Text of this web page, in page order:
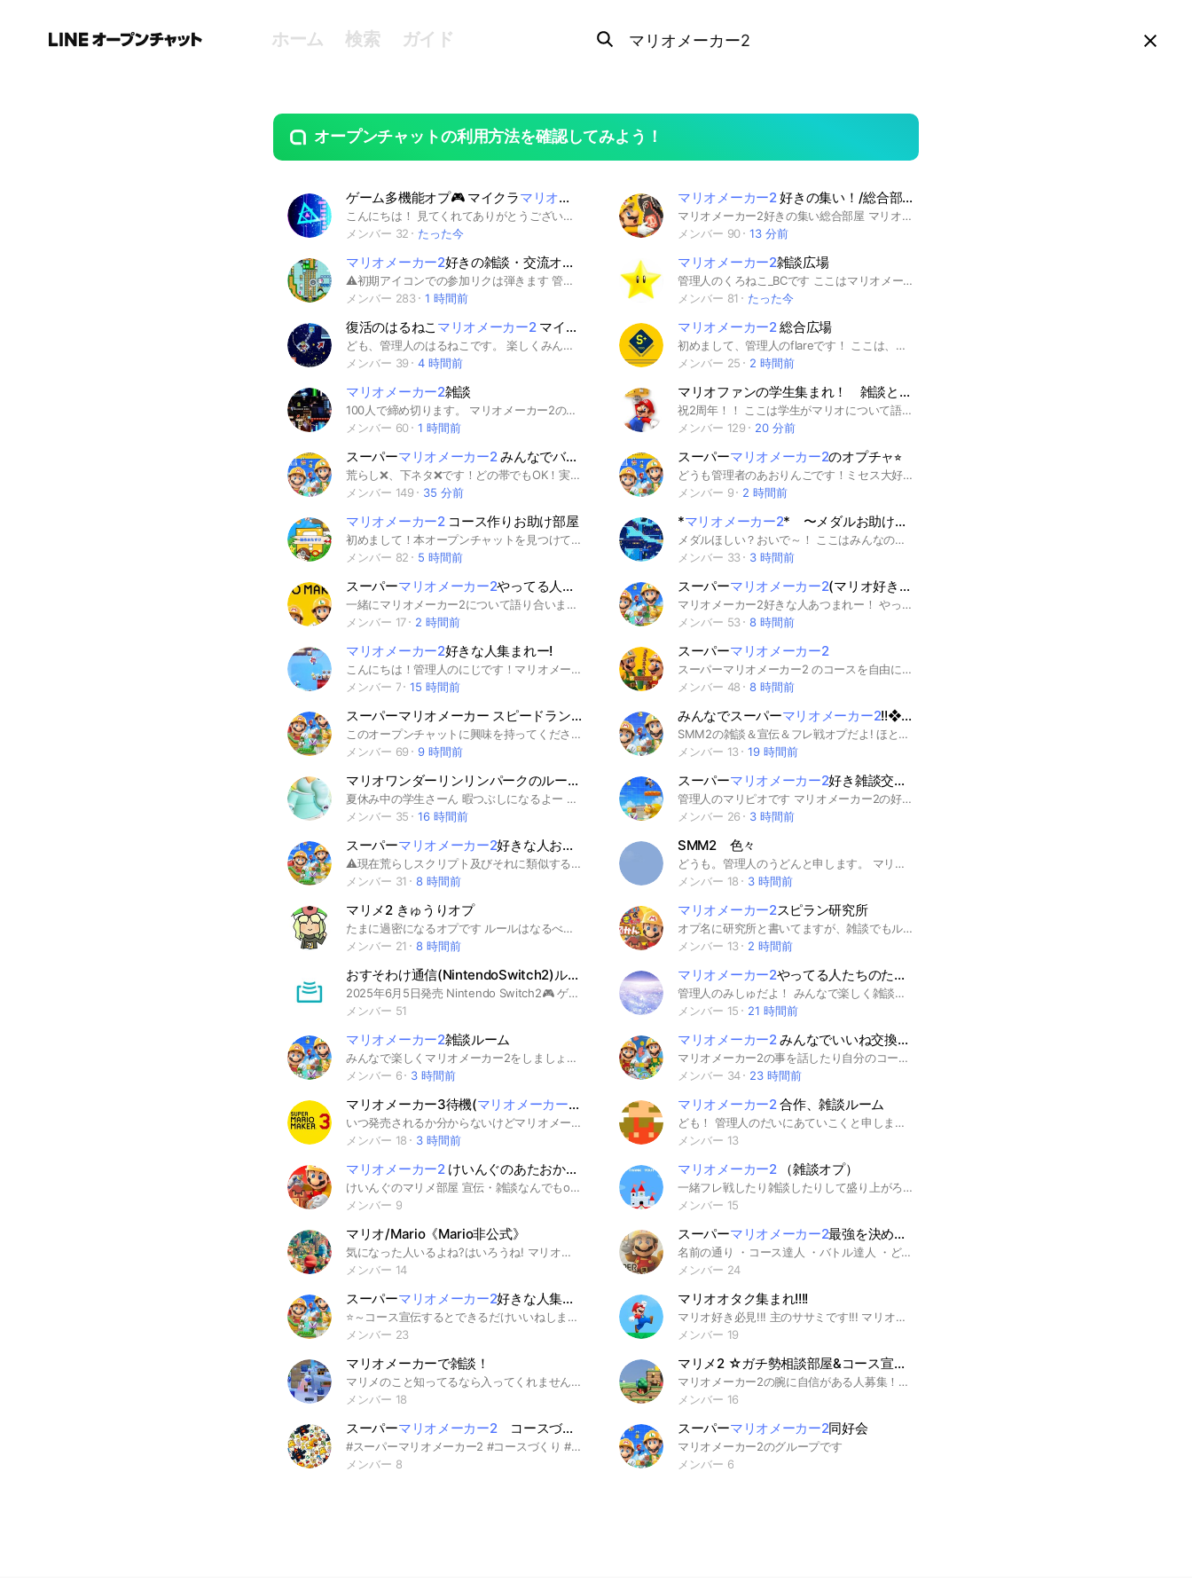
ホーム 検索 ガイド
OpenChats
or
search
area
オープンチャットの利用方法を確認してみよう！
ゲーム多機能オプ🎮 マイクラマリオメーカー2 フォトナスプラ3あつ森マリカ8DXにゃんこ大戦争勉強
こんにちは！ 見てくれてありがとうございます！ このオプではトークごとにジャンルが分かれており、1つのオプで様々な話題をすることができます！ 本オプは雑談のオプになります！ 他にもマイクラやマリオメーカー2、フォートナイト、にゃんこ大戦争、勉強のオプなどもあります！ 是非皆さん沢山お話しましょう！ お待ちしています！ #マリメ #マリオメーカー #マリメ2 #マリオメーカー2 #マイクラ #Minecraft #フォートナイト #Fortnite #あつ森 #スプラトゥーン #スプラ #スプラ3 #マリオカート #マリカ #マリオカート8DX #マリカ8DX #にゃんこ #にゃんこ大戦争 #勉強 #雑談
メンバー 32
たった今
マリオメーカー2好きの集い！/総合部屋
マリオメーカー2好きの集い総合部屋 マリオメーカーが好きな方お待ちしています。みんなでマリオメーカーをプレイしよう！ #マリオメーカー#マリメ 管理人 1代目 М.K 2代目 RaHIROKI 3代目 モヤキノナ 4代目 さわー
メンバー 90
13 分前
マリオメーカー2好きの雑談・交流オープンチャット
⚠️初期アイコンでの参加リクは弾きます 管理人のプリンちゃんです！ ・コースID掲示板でのコース宣伝 ・演奏コースや装飾のアドバイス ・みんバトのコツやフレ戦募集など ・伸びるコースの作り方 など マリメ勢であれば大歓迎です！ また人気ランキング上位勢も多いため 有益なアドバイスもたくさん貰えます！ まずは下の説明文を読んでください！ 🟥このオープンチャットは、マリオメーカー好きが集まる雑談多めなオープンチャットです。 エンジョイ勢ガチ勢問わず、マリメが好きな人なら誰でも参加して欲しいです！ マリメを持っていなくても大丈夫🙆🏻‍♀️ROM専も大丈夫です！ 最初からタメ大歓迎！✨ 💙💛❤このオプの魅力❤💛💙 ・職人ポイント全期間金メダル保持者が6名(世界Top100×4名、世界Top10×2名)在籍していてコースのアドバイスが貰える📖 ・とても賑やかなオプで楽しくトークができる😊 ・高浮上であればすぐにこのオプに馴染めて、みんなと仲良くなれる🤝 ・サブトークルームを活用したコミュニティが豊富✨ 例：自分のコースの魅力を存分にアピールできる「コースID掲示板」など 入ったら、大事なノートの確認お願いしますm(_ _)m ここまで説明文を読んでいただき 誠にありがとうございました✨ 貴方様の入室を心待ちにしております。 マリメ/マリメ2/マリオメーカー/マリオメーカー2/スーパーマリオメーカー/スーパーマリオメーカー2/SSM/SMM2 よつばぎるど/Fate/フェイト/CO-DA/コーダ/ちはや/ちはやYT/CHIHAYA/ちゃあ/chaa's/ヒカキン/HIKAKIN 明日香/明日香ちゃんねる/ぽこにゃん/しゅう/りょうすけ/りょうすけGames/ぴよきんぐ/でいすい/でいすいのゲームちゃんねる/時代が俺に追いついたGames/Dr.shoki/どくしょ/クサヤ人/しゃぷふら/べるりニキ/かわの/ハリティア/とぱんだ/読書/ ゲーム/ゲーム実況/ゲーム実況者/マリメ実況者/任天堂/ニンテンドー/Nintendo/NintendoSwitch 暇/暇人/雑談/誰でも/大歓迎
メンバー 283
1 時間前
マリオメーカー2雑談広場
管理人のくろねこ_BCです ここはマリオメーカー2の雑談広場です 主に ・コースの宣伝 ・コースのアドバイス →特に有名なスピラン勢が多いです そのためスピラン勢は大歓迎です！ また人気ランキング上位勢も多いため 有益なアドバイスは貰えます ・合作の話し合い 等 勿論マリメ以外のお話もOKです！ 下記ルールをお守りください ・参加したら職人IDをノートに書いてください。書かない場合は退会対象です。 ・荒らし行為はNG ・当オプのスクショを別オプに貼る行為は退会対象となります ※一度抜けたら基本再参加禁止です →もしすでに再参加禁止でもう一度参加したい場合は管理人に何らかの方法でメッセージください。人伝いでもOKです よろしくお願いいたします🙇 #マリメ2 #マリオメーカー2 #スーパーマリオメーカー2
メンバー 81
たった今
復活のはるねこ マリオメーカー2マイクラゲームオプ
ども、管理人のはるねこです。 楽しくみんなでゲームして遊びましょう！ 気軽に入ってきてね。 僕はマリオメーカーやマイクラを主にやっております。 一応ポケモンとかもやってるよ。 楽しもうね！ 〜基本的なルール〜 • 下ネタ厳禁（管理人はおけ） • 荒らし禁止 • なりすまし厳禁 • 誹謗中傷禁止 • 個人情報を晒す行為禁止 などです。 その他の基本的なルールはオプの大事なノートに書いてあります。 あまりにもルール破りが激しい場合は強制退会という最悪の手を使うこととなります。 恨まないでください。 よろしくお願いします。 #マリオメーカー2 #マイクラ #ゲーム #コース制作 #ポケモン #娯楽
メンバー 39
4 時間前
マリオメーカー2総合広場
初めまして、管理人のflareです！ ここは、みんなでバトルやコース作り、どこまりなど色々なことを気軽に話せる場所です！ 参加する際は、ルールの確認だけお願いします！ 1回目は注意ですが、2回目以降は一時追放になる場合があります。 みんなで楽しく平和にやっていきましょう！ ルール 1. 下ネタ・暴言・荒らしは厳禁です。 2. 他の参加者が不快になる行為は控えてください。 3. 即抜けはご遠慮ください。 以上になります。 興味があれば、ぜひご参加ください！
メンバー 25
2 時間前
マリオメーカー2雑談
100人で締め切ります。 マリオメーカー2のオプです。 荒らしは来ないで下さい。 嵐は来て下さい。
メンバー 60
1 時間前
マリオファンの学生集まれ！ 雑談とか情報交換の部屋！
祝2周年！！ ここは学生がマリオについて語ったり一緒にゲームをしたりする場所です！ 映画 漫画 ゲーム マリオのことならコンテンツは問いません！ みんなとたくさん話したりゲームしたりしたいです！ #マリオ#マリオワンダー#マリオパーティ#マリカ#ペーパーマリオ#マリオRPG#ザスーパーマリオムービー#スーパーマリオくん#マリオブラザーズ#NEWマリ#ルイージ#ピーチ#クッパ#キノピオ#ヨッシー#メイドインワリオ#中学生#高校生#大学生#学生#中1#中2#中3#高1#高2#高3#バグ#裏技#情報交換#攻略#マリオメーカー#マリメ#ルイージマンション#キノピオ隊長#キノピコ隊長#アイテム#情報#マリオ雑談#雑談#初心者#プロ#ガチ勢#タイムアタック 設立2024/1/25
メンバー 129
20 分前
スーパーマリオメーカー2みんなでバトルをやる人(フレンド戦も)集まろうの会！
荒らし❌、下ネタ❌です！どの帯でもOK！実力は関係ない！！ フレンド戦が多いので、フレンド同士でみんバトしたい人も⭕️！ もちろんみんバト野良勢も大歓迎！ 純粋にマリメ2に関して話したり、フレ戦だけしたい人は大大大歓迎！！！ 雑談もOK！ ルールを守ってみんなで仲良く話しましょう！！ #スーパーマリオメーカー2 #みんなでバトル
メンバー 149
35 分前
スーパーマリオメーカー2のオプチャ⭐︎
どうも管理者のあおりんごです！ミセス大好き^_^ #マリオメーカー2 ミヽ、 /､ スｿﾐミミミﾐヾ、 ! / lミミミミミミﾐV ゝ ゝﾌニ三三ミﾚﾐ、 >-ン =ﾆ三ミ lﾘ、 l__r - 、 （゜） ､, _.＞-ヽ、 ﾄl ￣￣ -､ t .(ヽヽ、 ﾄ､ ＿ノ/) (((i) ﾍ ヽ､l>､＿_ ／、 (i))) ／∠ ゝ、＼Ll-‐′ !＿ゝ＼ (＿＿＿､ ヽ＿＿ ／ ,＿＿） | /´ | /
メンバー 9
2 時間前
マリオメーカー2コース作りお助け部屋
初めまして！本オープンチャットを見つけていただきありがとうございます！😊 元管理者のかきおれと申します！(現管理者：るな) このオープンチャットでは、マリオメーカー2でコースを作るためのアイデアを共有したり、作り方を教え合ったりしています！ 演奏コースやギミックコース、スピードランなど…どんなジャンルのコースでもお任せあれ！ レール演奏やリミットなどの知識も身につけられますよ〜！ もちろん、みんなでバトルやどこまでマリオチャレンジ、フレ戦や高難度スピランなど、他のプレイモードの話題も大歓迎です！💪🔥 ここまで読んでいただきありがとうございます！ いろいろと説明しましたが、管理者がマイペースで自由奔放なため、割となんでもアリなオープンチャットになるかと思われます😆 だから、そこまで気難しく考えずに一度参加してみてくださいね！✨ メイン画像の作成：Quartet #スーパーマリオメーカー #スーパーマリオメーカー2 #マリオメーカー #マリオメーカー2 #マリメ #マリメ2 #マリオ #SMM #SMM2 #NintendoSwitch #Switch #スイッチ #ゲーム #攻略
メンバー 82
5 時間前
*マリオメーカー2* 〜メダルお助け部屋！〜
メダルほしい？おいで～！ ここはみんなのメダル獲得をお助けする部屋だよ！みんなで助け合ってメダル獲得しようねっ！もちろんマリメ以外のお話も大歓迎だよ！ ※ここに入っただけじゃメダル取れないからね...？ #スーパーマリオメーカー2 #スーパーマリオメーカー #マリオメーカー2 #マリオメーカー #マリメ #マリオ #ゲーム
メンバー 33
3 時間前
スーパーマリオメーカー2やってる人おいで〜
一緒にマリオメーカー2について語り合いましょう！コースの宣伝もあり！ 荒らしはお断りです。 #ゲーム
メンバー 17
2 時間前
スーパーマリオメーカー2(マリオ好き集まれー）【今年100人目標】目標いけなかったけど来年こそは
マリオメーカー2好きな人あつまれー！ やってない人、やろうと思ってる人、 別ゲーの話題も大歓迎！ たまにイベントも開催しているので、 ぜひ参加してみてください #マリオ#ゲーム#マリメ#マリオゲーム#マリオワンダー#スーパーマリオブラザーズ#テレビゲーム#雑談#Switch#スピードラン#トロール#スピラン
メンバー 53
8 時間前
マリオメーカー2好きな人集まれー!
こんにちは！管理人のにじです！マリオメーカー2好きな人集まってください！ ソフトを持ってない方でも、雑談したいなら入ってどうぞー！ ここでルールを長々としても仕方がないので詳しくは中で説明します！ タグ🏷️ #マリメ #マリメ2 #マリオメーカー #マリオメーカー2 #マリオ
メンバー 7
15 時間前
スーパーマリオメーカー2
スーパーマリオメーカー2 のコースを自由に宣伝してOK。 許可を貰えばオプチャの宣伝もOKです。 悪口などを言ったら退会してもらいますので注意して下さい。 荒らし厳禁。 荒らし行為をしたら通報します。 #スーパーマリオメーカー2 #コース募集 #コース宣伝 管理人は#およん(4代目)です。
メンバー 48
8 時間前
スーパーマリオメーカー スピードランの会‼️
このオープンチャットに興味を持ってくださり、ありがとうございます！ このオープンチャットでは、 スーパーマリオメーカーで、スピードランを楽しみたい！ いいスピードランを探している！ スピードランの意見・いいね交換をしたい！ 自分のスピードランをやって欲しい！ などなどと思っているような方にぜひ入って欲しいです！ また、他のオプチャの宣伝、コース宣伝、雑談、タメ口などなど色々OK！ 新規さん大歓迎！ マリオメーカーを持ってなくてもマリオが好きだという方なら大大大歓迎！ マリオを知らない人も、是非是非このオープンチャットに来てみてはどう？ このオープンチャットでみんなでスピードランを楽しみましょう！ #マリメ #マリメ2 #マリオメーカー #マリオメーカー2 #スーパーマリオメーカー #スーパーマリオメーカー2 #マリオ #スピラン #スーパーマリオ #雑談 #タメ口OK #いいね
メンバー 69
9 時間前
みんなでスーパーマリオメーカー2!!❖雑談❖
SMM2の雑談＆宣伝＆フレ戦オプだよ! ほとんど雑談でワイワイ楽しもう!! スーパーマリオメーカー２を持ってる人でも持ってない人でも大歓迎！！誰でも参加OKです! このオープンチャットでは、みんなでいいね交換やバトル、大会をしたりするのももちろんOKです! やばいことをしなければ大丈夫な ほぼ自由オプだよぉ！ ぜひ、このオープンチャットに入って下さい! #スーパーマリオメーカー２#スーパーマリオメーカー2#SMM2#マリオ#マリメ#マリメ2#マリメ２#ゲーム#マリオメーカー#雑談#みんばと#みんバト#みんクリ#フレ戦#任天堂#ニンテンドー#Nintendo#nintendo#NintendoSwitch#Nintendo Switch#Switch#YouTuber
メンバー 13
19 時間前
マリオワンダーリンリンパークのルームマッチなどができるオープンチャット！マリオの雑談もOK！
夏休み中の学生さーん 暇つぶしになるよー ぜひ入ってねー 説明 このオプチャはマリオワンダーのリンリンパークで遊びます！ ゲームチャットのおすそ分け通信を使えば、「ソフトを持っていない人」でも遊べます！なので、誰でも入ってください！ ソフトを持っていなくても大歓迎！ もちろんマリオワンダーの雑談もOKです！ 入ってくれたら嬉しいです。 ⚠️注意点 Nintendo Switchオンラインに加入していないと、一緒に遊ぶことはできません。遊ぶ場合は、有料にはなりますがそちらの方に加入してください... もちろん、このチャットに入った人は全員遊ぶという決まりはないので、お話だけする人はオンラインへの加入は必要ありません。 その他 また、スレッドとかを活用して、他のゲームの雑談をしてほしいです。 とにかく楽しんで下さい(^-^) 荒らしダメ以外は特にルールはありません。 マリオワンダーのSwitch2エディションの話くらいしかしてないので、別の話題がほしいと思う今日この頃...笑 オープンチャット初めての人でも大歓迎 ハッシュタグ #マリオワンダーSwitch2エディション#マリオワンダー#マリオ#スーパーマリオブラザーズワンダー#マリオメーカー#マリオメーカー2#2Dマリオ#Nintendo#ニンテンドー#ニンテンドウ#マリオゲーム#Switch2#Switch#ゲーム#スイッチ#スイッチ2#マニア#マルチプレイ#スーパーマリオブラザーズワンダーNintendo Switch2Edition+みんなでリンリンパーク#電子機器#みんなで#雑談#コントローラー#プレイ#マリオカートワールド#ニンダイ#Nintendo direct#super Mario brothers wonder Nintendo Switch Edition#Mario wonder#趣味#Switch2版マリオワンダー#マリオ大好き#ﾏﾘｵ#楽しい#ルームマッチ#プレイステーション#ゲーム業界#花札#なんでも
メンバー 35
16 時間前
スーパーマリオメーカー2好き雑談交流部屋
管理人のマリピオです マリオメーカー2の好きなことを雑談するとこです troll、みんバト、みんクリあとはコース宣伝もいいですよ 皆さんで楽しいオプにしよう！ あとはみんなで助け合ってメダルを獲得しよう！ 荒らしは来るな
メンバー 26
3 時間前
スーパーマリオメーカー2好きな人お話しよ〜/コース宣伝など
⚠️現在荒らしスクリプト及びそれに類似する荒らし対策のため、3人以上の集団で入ったメンバーは即強制退会にします⚠️ マリオメーカー好きな人は是非入ってね！ このオープンチャットは、 マリオメーカーに関係のない話も全然オッケーなオプです 皆が作ったコースをどれだけ宣伝しても良いです！ 皆で楽しくマリオメーカー2を遊びましょう！ ルールはオプに入ってから確認してね！ #スーパーマリオメーカー #スーパーマリオメーカー2 #マリオメーカー #マリオメーカー2 #マリメ #マリメ2 #雑談 #いいね交換 #コース宣伝
メンバー 31
8 時間前
SMM2 色々
どうも。管理人のうどんと申します。 マリオメーカー2を持ってなくても入って大丈夫です。 ルールとかないので(ただし荒らしNG)自由にお話してくだされ～
メンバー 18
3 時間前
マリメ2 きゅうりオプ
たまに過密になるオプです ルールはなるべく守るようにしてください ❌即抜け禁止 ❌荒らし、スタ連、意味の無いメッセージ禁止(やりすぎな場合) ❌基本初期アイコン禁止 他の人が話していたら無視せずその話に乗ってあげてください。 雑談OKです。 これらは重点的に見て守ってください 50人以上を目指してるので、マリオメーカー知ってる人なら自由に入ってください！50人行けるかな 詳しくは大事なノートのルールを見てマナーを守りましょう！ #マリオメーカー #マリオメーカー2 #SMM #SMM2 #kyu #🥒オプ
メンバー 21
8 時間前
マリオメーカー2スピラン研究所
オプ名に研究所と書いてますが、雑談でもルールを守っていただければ問題ないです。 ※承認制ですがなるべく早く承認いたしますので気軽にどうぞマリオメーカー以外の話もOKです #スーパーマリオメーカー2#マリオカート8DX#スイカゲーム#妖怪ウォッチぷにぷに#ルービックキューブ
メンバー 13
2 時間前
おすそわけ通信(NintendoSwitch2)ルーム
2025年6月5日発売 Nintendo Switch2🎮 ゲームチャットで「おすそわけ通信」を楽しむためのオープンチャットです😊 自分が持っていないゲームをおすそわけしてもらったり、 持っているゲームを他のメンバーにおすそわけしたりできる交流部屋になります！ みんなで楽しくゲームをシェアしましょう✨ #NintendoSwitch2 #ニンテンドーワイヤレス2 #ゲームチャット #おすそわけ通信 #おすそ分け通信 #おすそわけプレイ #おすそ分けプレイ #おすそわけ #おすそ分け #Nintendo #任天堂 #ニンテンドースイッチ2 #ニンテンドースイッチ #NintendoSwitch #任天堂スイッチ #任天堂スイッチ2 #スイッチ #スイッチ2 #Switch #Switch2 #通信 #スイッチ2ゲームチャット #ニンテンドースイッチ2ゲームチャット #スイッチ2おすそわけ #マリオカートワールド #スーパーマリオ3Dワールド #スーパーマリオパーティジャンボリー #ドンキーコングバナンザ #桃鉄2 #桃太郎電鉄2 #スイッチスポーツ #ニンテンドースイッチスポーツ #あつ森 #あつまれどうぶつの森 #ぷよぷよテトリス2 #ゼルダ無双 #リズム天国 #リズム天国ミラクルスターズ #トモダチコレクションわくわく生活 #スプラトゥーン3 #ボイスチャット #チャット #体験版 #お試しプレイ #ぽこあポケモン #ポコアポケモン #ぽこあ #ぽこポケ #ぽこぽけ #ポコポケ #ポケモン #ポケットモンスター #Pokemon #Pokémon #メタモン #カービィのエアライダー #カービィ #エアライダー #スマブラ #スマブラスペシャル #大乱闘 #大乱闘スマッシュブラザーズ #大乱闘スマッシュブラザーズスペシャル #スマッシュブラザーズ #スーパーマリオブラザーズワンダー #マリオワンダー #マリオブラザーズ #スーパーマリオブラザーズ #世界のアソビ大全51 #世界のアソビ #アソビ大全 #世界の遊び大全 #世界のアソビ大全 #進めキノピオ隊長 #スーパーマリオメーカー #マリオメーカー #マリメ #ゼルダの伝説 #ゼルダ #スプラトゥーン #スプラ #スプラトゥーンレイダース #スプラレイダース #スプラトゥーン4 #スプラ4 #ニンテンドー
メンバー 51
マリオメーカー2やってる人たちのたまり場兼相談窓口
管理人のみしゅだよ！ みんなで楽しく雑談したいな♪ ❌下ネタ言う人は帰りましょう #マリオメーカー2 #雑談
メンバー 15
21 時間前
マリオメーカー2雑談ルーム
みんなで楽しくマリオメーカー2をしましょう！ 誰でも大歓迎‼️ #マリオメーカー #マリオメーカー2 #マリメ2 #SMM2 #雑談
メンバー 6
3 時間前
マリオメーカー2みんなでいいね交換や雑談をしよう！【好評により50人→60人に！】
マリオメーカー2の事を話したり自分のコースをみんなにプレイしてもらったり、(いいねをしたり、)みんなでバトル戦ったりして遊ぼう！初心者から上級者、マリメやってない人も気軽に入ってね〜♪ #マリオメーカー2 #マリオメーカー #マリメ
メンバー 34
23 時間前
マリオメーカー3待機(マリオメーカー2 雑談オプ)
いつ発売されるか分からないけどマリオメーカー3を待ちましょう‼️‼️ 雑談もします どんなゲームになるかみんなで予想しましょう‼騙されたと思って入れ‼️マリオメーカー好き全員集まれ！ #時代が俺に追いついた #予言 #マリオメーカー2 #マリオメーカー #smm2 #SMM2
メンバー 18
3 時間前
マリオメーカー2合作、雑談ルーム
ども！ 管理人のだいにあていこくと申します ここは、みんなでマリオメーカー2の合作を作ったり、遊び合い、雑談をするオプです（そのまんま）コース宣伝大歓迎です！ 入ったらノートに自己紹介を書くようにしてください。 なんかスピラン勢多い気がする 暴言、喧嘩❌ 下ネタ❌ 即抜け❌ その他迷惑行為❌ みんなでルールを守って平和なオプにしましょう！ #smm2 #マリオメーカー #スーパーマリオメーカー2 #ゲーム
メンバー 13
マリオメーカー2けいんぐのあたおかオプ
けいんぐのマリメ部屋 宣伝・雑談なんでもok！ #smm2 #マリメ2 #マリオメーカー2
メンバー 9
マリオメーカー2（雑談オプ）
一緒フレ戦したり雑談したりして盛り上がろう！！ ※日常会話が多いです 気軽に入ってね〜 #マリオメーカー2 #雑談 #マリオ好きと繋がりたい
メンバー 15
マリオ/Mario《Mario非公式》
気になった人いるよね?はいろうね! マリオが好きな人、興味がある人、やりたい人や全く知らない人もOKの雑談オプです。このオープンチャットではマリオとありますが、雑談をしたり、ちょっとした宣伝もOKとしております。マリオ以外のゲームなどをできる用にするために、別のゲーム用のオープンチャットもご用意いたしました！ ------------------------------------------------------------------ ルールは特にありません。 管理人、共同管理者が判断し、 再参加禁止や通報します。 ------------------------------------------------------------------ #マリオ#Mario#スーパーマリオ#雑談#Nintendo#任天堂#nintendo#ニンテンドー#NINTENDO#ニンテンドースイッチ#Nintendo Switch#NintendoSwitch#ゲーム#YouTube#YouTube#YouTuber#ユーチューブ#X#エックス#ツイッター#Twitter#twitter#インスタグラム#Instagram#宣伝#オプ宣伝#オプ#オプチャ#オープンチャット #ファミコン#ファミリーファミコン #NINTENDO64#スーパーファミコンジュニア#ニンテンドーゲームキューブ#DS#NINTENDO DS#Wlii#3DS#NINTENDO 3DS#WliiU#2DSNINTENDO2DS #スーパーマリオブラザーズ#スーパーマリオブラザーズ２#スーパーマリオブラザーズ３#スーパーマリオランド#スーパーマリオワールド#スーパーマリオUSA#スーパーマリオワールド２ 6つの金貨#スーパーマリオ64#スーパーマリオサンシャイン#Newスーパーマリオブラザーズ#スーパーマリオギャラクシー#NewスーパーマリオブラザーズWlii#スーパーマリオギャラクシー２#スーパーマリオ3Dランド#Newスーパーマリオブラザーズ２#NewスーパーマリオブラザーズU#スーパーマリオ3Dワールド#スーパーマリオメーカー#スーパーマリオオデッセイ#NewスーパーマリオUデラックス#スーパーマリオメーカー２#スーパーマリオ3Dコレクション#ファミリーワールド#スーパーマリオブラザーズワンダー
メンバー 14
スーパーマリオメーカー2最強を決める会
名前の通り ・コース達人 ・バトル達人 ・どこマリ達人(レベル別) をこのオープンチャット内で 決めます マリオメーカー2 を持っていなくても🆗 雑談だけでも🆗 ＃マリオメーカー2 ＃最強決める会 ＃マリメ2 スーパーマリオメーカー2
メンバー 24
スーパーマリオメーカー2好きな人集合！フレ戦、雑談、いいね要求、オプチャの宣伝OK！
⭐～コース宣伝するとできるだけいいねします！～⭐ 管理人がします！ このオプチャは平和なオプです！ 誰でも気軽に入ってね！ 初心者でも歓迎です！ 宣伝目的でも大丈夫！ 目標はマリメで一番のオプです！ マリメでアドバイス、困った事などは管理人が全期間金ですから、答えれると思います！ ライブトークが使えるようになったので誰でも気軽に したかったら言ってください！ ノートの使い方について ルールを守って好きに使ってください！ 雑談でも画像でも動画でも好きにどうぞ！ 投票について 誰でも好きに投票箱作って！ 宣伝について オプチャの宣伝はノートに貼ってください！ コースの宣伝は一人1日で1コースだけでお願いします！ 誰でも気軽に宣伝してね！ 管理人（マリメ初心者）ができれば遊んでいいねする！ ルール（禁止事項） 1即抜け 2暴言と荒らしと下ネタと煽り 3誰かをアンチすること 4スタンプ連打 もし破っている方がいれば注意、 ひどければ強制退会です。 他オプで誰かをアンチしている人は無条件に蹴ります。 そして平和なオプチャにしましょう！ 長文読んでいただきありがとうございました、 ぜひ入ってきてください！！！ #マリオメーカー2#マリオメーカー #マリメ#マリメ2#SMM2#SMM#雑談#コース募集#コース宣伝#フレ戦 #ゲーム#スイッチ#ニンテンドースイッチ#任天堂スイッチ#コントローラー#面白い#マリオ #ルイージ #スーパーマリオ #ハロウィン #任天堂 #halloween #mario #supermario #コスプレ #マリオカート #キャラ弁 #ゲーム #アイロンビーズ #nintendo #switch #スーパーマリオブラザーズ #トイプードル #お弁当 #ファイヤーマリオ #どうぶつの森 #ニンテンドー #心斎橋 #渋ハロ #星野源 #ユニバ #誕生日
メンバー 23
マリオオタク集まれ!!!!
マリオ好き必見!!! 主のササミです!!! マリオ好きにはたまらない オープンチャットにしたいな と言う思いを込めて このオプを作ってみました!! マリオのゲームをひとつでも2つでもやっている方のみ、 入ってください!!! マリオメーカーやマリドン、 マリオカート、マリオパーティ、ラビッツインベーションコラボのやつ(名前は忘れた)、 などは含まれますが、 ヨッシーアイランドや ヨッシーウールワールド ヨッシーのクッキー ヨッシーのパネポン ヨッシークラフトワールド ヨッシーアイランドDS ヨッシーストーリー など、ヨッシー系は含まれないので その辺はご了承ください。 とにかくここは雑談オプです!! マリオの雑談をみんなで! 時にはニンダイ同時視聴もして見たり...? 私はまだガキなのでそれ程マリオ詳しくは有りませんが、 それなりにやってる方では有ります。とにかく!!みんなでワイワイ!!楽しみましょう!!! #マリオ #マリドン #マリオメーカー #マリオカート #マリオ64 #マリオギャラクシー #スーパーマリオ3Dランド #スーパーマリオワールド #スーパーマリオブラザーズ #スーパーマリオブラザーズ2 #スーパーマリオブラザーズ3 #スーパーマリオコレクション #スーパーマリオ3Dワールド #スーパーマリオサンシャイン #スーパーマリオUSA #スーパーファミコン #ファミコン #ゲームボーイ #ゲームボーイアドバンス #バーチャルボーイ #ニンテンドーDS #ニンテンドー3DS #ニンテンドーダイレクト #ゲームキューブ #ニンテンドー64 #ニンテンドーNew3DS #ニンテンドースイッチ
メンバー 19
マリオメーカーで雑談！
マリメのこと知ってるなら入ってくれませんか？ 私の大事なノートに操作密度の上げ方があります！ スピラン勢必見！会話勢も装飾勢も，ｴﾝｼﾞｮｲな方も， みんばと，製作勢,攻略勢,ﾊｰﾄ欲しい人！勿論マリメのトークしに来るだけでも！誘いもok。ガチ勢の人でも。 当たり前な事ですがマナーは守りましょう(どこでも)、禁止事項はこれだけだし、ゆるいんで来て下さい！ ・ノートばんばんよろしく！ ・ボイメは(聞きたいけど)自由！ ・投票はやりたい時どうぞ！ 名前を打てば職人IDと簡易説明が出るようにしますので出したい人言ってください。サブオプ(ここ)は宣伝してもいいです。メインオプの宣伝控えよろ “ #マリオメーカー2 ” < #マリオメーカー > ≪ #SuperMarioMaker ≫ 『 #SuperMarioMaker2 』 【 #マリメ2 】{ #マリメ }
メンバー 18
マリメ2 ☆ガチ勢相談部屋&コース宣伝部屋
マリオメーカー2の腕に自信がある人募集！もちろんどんな人での入ってオッケーです！！主にコースの宣伝と相談をしたいと思っています！副管理人も増やしていく予定です！ 自己紹介が遅れましたが、Heroと申します。これからよろしくお願いします！ #マリオメーカー#マリオメーカー2 #マリメ2#SMM2#マリメ
メンバー 16
スーパーマリオメーカー2コースづくり&コースあそびの会
#スーパーマリオメーカー2 #コースづくり #コースあそび #古今東西 何でもOK 是非参加してね！！ 新規さんは大大大歓迎!!!!! マリオメーカーが好きであれば持参していてもしていなくてもokﾃﾞｽ 雑談や宣伝などしてもらえると助かります！ 自己紹介したい方は、宣伝用にノートに貼ってもらえると光栄です！ メンバーの不都合で、通信プレイの回数が減っています。できる方はお願い致します🙏 オープンチャット「スーパーマリオメーカー2 コースづくり&コースあそびの会」
メンバー 8
スーパーマリオメーカー2同好会
マリオメーカー2のグループです
メンバー 6